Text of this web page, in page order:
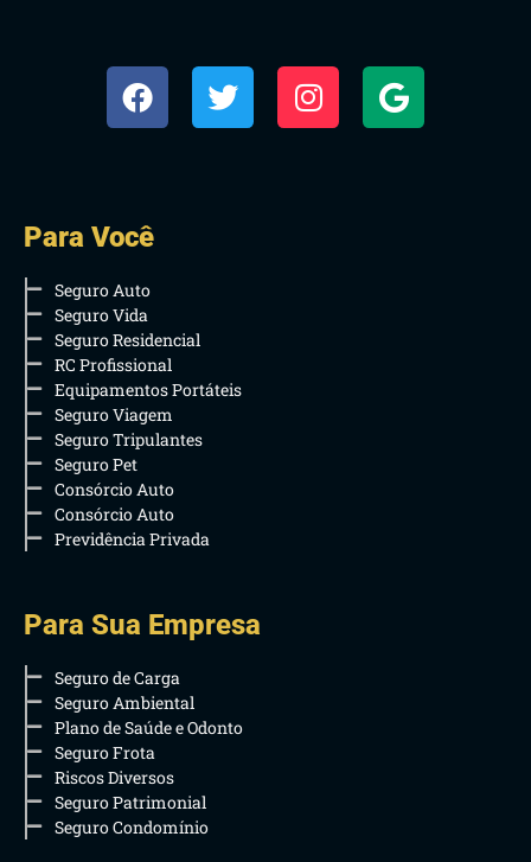
Para Você
Seguro Auto
Seguro Vida
Seguro Residencial
RC Profissional
Equipamentos Portáteis
Seguro Viagem
Seguro Tripulantes
Seguro Pet
Consórcio Auto
Consórcio Auto
Previdência Privada
Para Sua Empresa
Seguro de Carga
Seguro Ambiental
Plano de Saúde e Odonto
Seguro Frota
Riscos Diversos
Seguro Patrimonial
Seguro Condomínio